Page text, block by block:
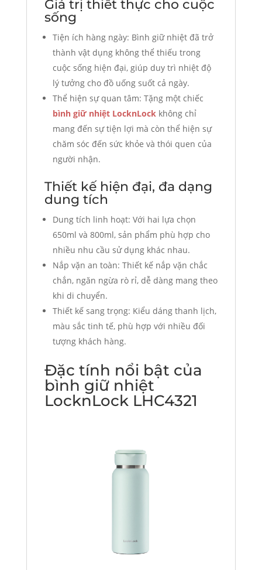
Giá trị thiết thực cho cuộc
sống
Tiện ích hàng ngày: Bình giữ nhiệt đã trở
thành vật dụng không thể thiếu trong
cuộc sống hiện đại, giúp duy trì nhiệt độ
lý tưởng cho đồ uống suốt cả ngày.
Thể hiện sự quan tâm: Tặng một chiếc
bình giữ nhiệt LocknLockkhông chỉ
mang đến sự tiện lợi mà còn thể hiện sự
chăm sóc đến sức khỏe và thói quen của
người nhận.
Thiết kế hiện đại, đa dạng
dung tích
Dung tích linh hoạt: Với hai lựa chọn
650ml và 800ml, sản phẩm phù hợp cho
nhiều nhu cầu sử dụng khác nhau.
Nắp vặn an toàn: Thiết kế nắp vặn chắc
chắn, ngăn ngừa rò rỉ, dễ dàng mang theo
khi di chuyển.
Thiết kế sang trọng: Kiểu dáng thanh lịch,
màu sắc tinh tế, phù hợp với nhiều đối
tượng khách hàng.
Đặc tính nổi bật của
bình giữ nhiệt
LocknLock LHC4321